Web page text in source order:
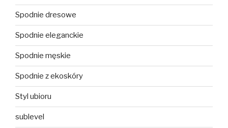
Spodnie dresowe
Spodnie eleganckie
Spodnie męskie
Spodnie z ekoskóry
Styl ubioru
sublevel